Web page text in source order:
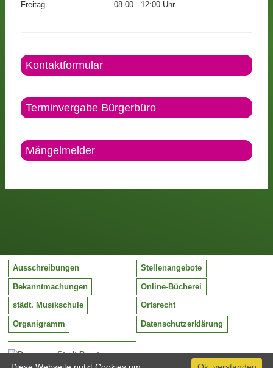
Freitag
08.00 - 12:00 Uhr
Kontaktformular
Terminvergabe Bürgerbüro
Mängelmelder
Stadt Barntrup
Mittelstraße 38
Ausschreibungen Stellenangebote
Bekanntmachungen Online-Bücherei
städt. Musikschule Ortsrecht
Organigramm Datenschutzerklärung